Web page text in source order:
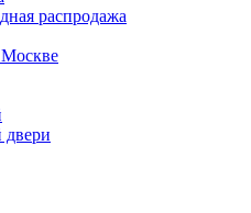
распродажа
двери